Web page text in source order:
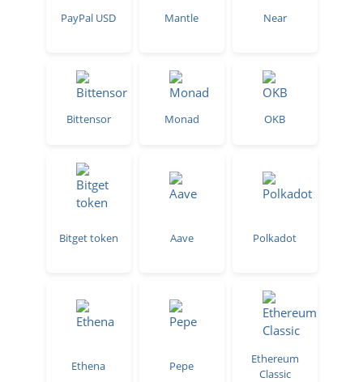
PayPal USD Mantle Near
Bittensor Monad OKB
Bitget token Aave Polkadot
Ethena Pepe
Ethereum
Classic